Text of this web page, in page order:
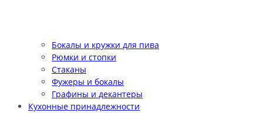
Бокалы и кружки для пива
Рюмки и стопки
Стаканы
Фужеры и бокалы
Графины и декантеры
Кухонные принадлежности